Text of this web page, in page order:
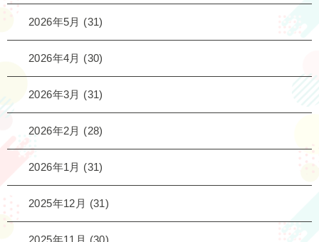
2026年5月 (31)
2026年4月 (30)
2026年3月 (31)
2026年2月 (28)
2026年1月 (31)
2025年12月 (31)